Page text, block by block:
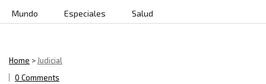
Mundo
Especiales Salud
Home >Judicial
0 Comments